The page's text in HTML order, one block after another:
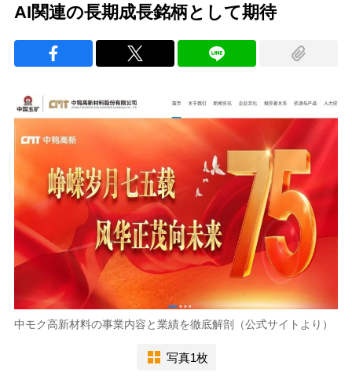
AI関連の長期成長銘柄として期待
中モク高新材料の事業内容と業績を徹底解剖（公式サイトより）
写真1枚